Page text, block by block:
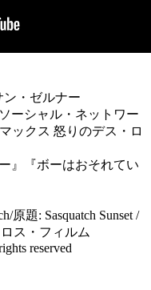
・ゼルナー
ーシャル・ネットワー
ックス 怒りのデス・ロ
』『ボーはおそれてい
原題: Sasquatch Sunset /
ス・フィルム
reserved